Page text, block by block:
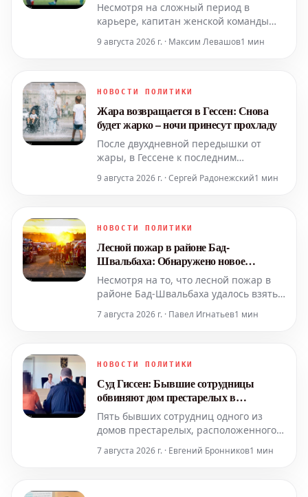
Несмотря на сложный период в
карьере, капитан женской команды
Фрайганг, в субботу вывела свою
чемпионов. Чистая радость: капитан
Лаура Фрайганг привел
9 августа 2026 г. · Максим Левашов1 мин
НОВОСТИ ПОЛИТИКИ
Жара возвращается в Гессен: Снова
будет жарко – ночи принесут прохладу
После двухдневной передышки от
жары, в Гессене к последним
выходным школьных каникул снова
ожидается повышение температуры.
Столь необходимый дождь по-
похолодание: В эти выходные в
Гессене сно
9 августа 2026 г. · Сергей Радонежский1 мин
НОВОСТИ ПОЛИТИКИ
Лесной пожар в районе Бад-
Швальбаха: Обнаружено новое
возгорание
Несмотря на то, что лесной пожар в
районе Бад-Швальбаха удалось взять
не могут расслабиться. Недавно был
продолжит дежурство и в ночное
7 августа 2026 г. · Павел Игнатьев1 мин
НОВОСТИ ПОЛИТИКИ
Суд Гиссен: Бывшие сотрудницы
обвиняют дом престарелых в
нарушениях и неправомерных
увольнениях
Пять бывших сотрудниц одного из
домов престарелых, расположенного в
центральной части Гессена,
обратились в суд по трудовым спорам
7 августа 2026 г. · Евгений Бронников1 мин